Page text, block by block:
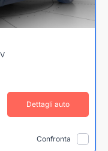
Dettagli auto
Confronta